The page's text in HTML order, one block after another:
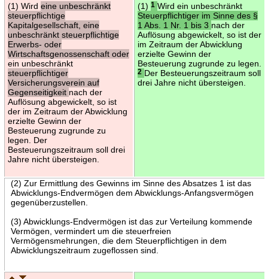
(1) Wird eine unbeschränkt
steuerpflichtige
Kapitalgesellschaft, eine
unbeschränkt steuerpflichtige
Erwerbs- oder
Wirtschaftsgenossenschaft oder
ein unbeschränkt
steuerpflichtiger
Versicherungsverein auf
Gegenseitigkeit nach der
Auflösung abgewickelt, so ist
der im Zeitraum der Abwicklung
erzielte Gewinn der
Besteuerung zugrunde zu
legen. Der
Besteuerungszeitraum soll drei
Jahre nicht übersteigen.
(1) 1 Wird ein unbeschränkt
Steuerpflichtiger im Sinne des §
1 Abs. 1 Nr. 1 bis 3 nach der
Auflösung abgewickelt, so ist der
im Zeitraum der Abwicklung
erzielte Gewinn der
Besteuerung zugrunde zu legen.
2 Der Besteuerungszeitraum soll
drei Jahre nicht übersteigen.
(2) Zur Ermittlung des Gewinns im Sinne des Absatzes 1 ist das
Abwicklungs-Endvermögen dem Abwicklungs-Anfangsvermögen
gegenüberzustellen.
(3) Abwicklungs-Endvermögen ist das zur Verteilung kommende
Vermögen, vermindert um die steuerfreien
Vermögensmehrungen, die dem Steuerpflichtigen in dem
Abwicklungszeitraum zugeflossen sind.